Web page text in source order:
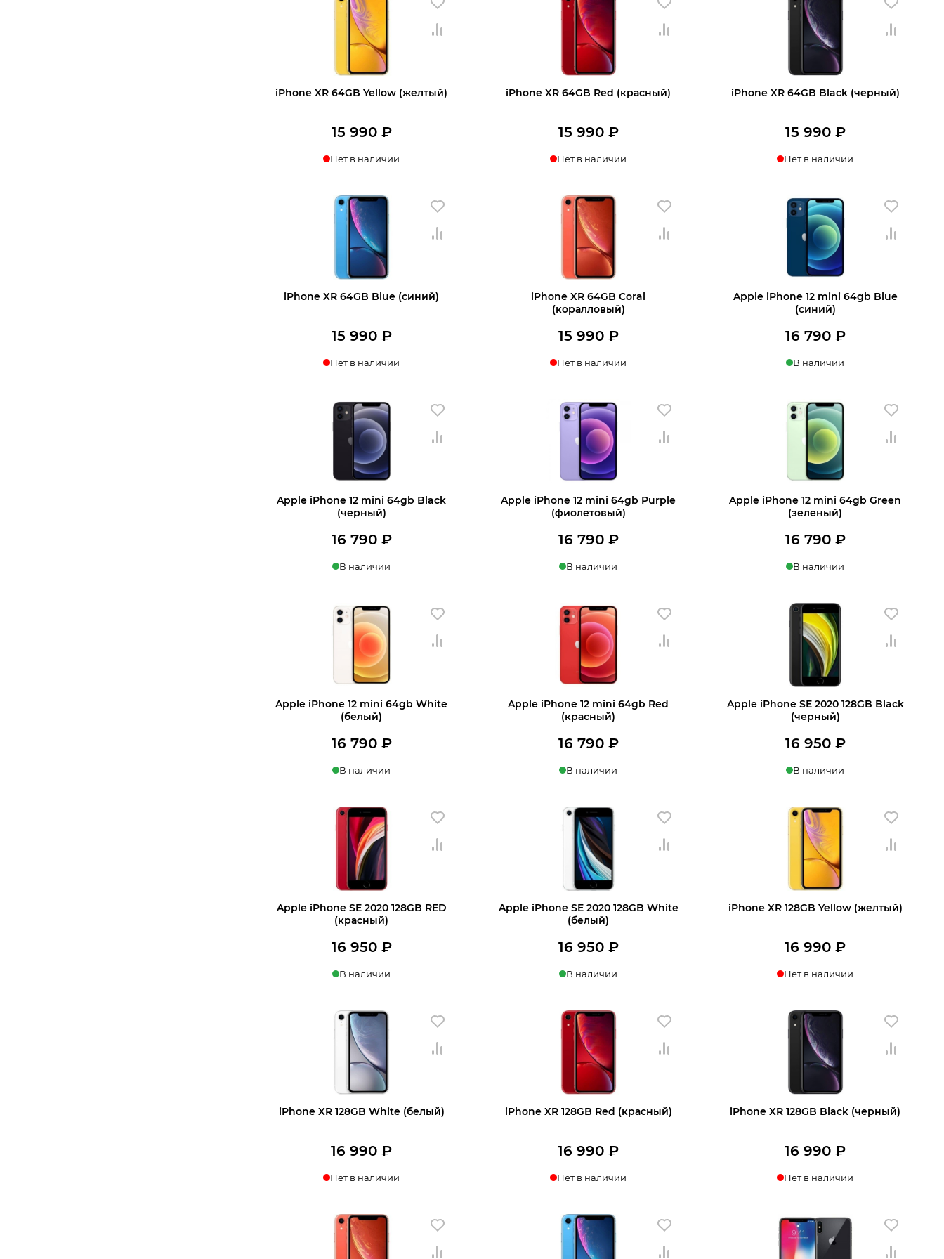
iPhone XR 64GB Yellow (желтый)
15 990 ₽
Нет в наличии
Узнать о поступлении
iPhone XR 64GB Red (красный)
15 990 ₽
Нет в наличии
Узнать о поступлении
iPhone XR 64GB Black (черный)
15 990 ₽
Нет в наличии
Узнать о поступлении
iPhone XR 64GB Blue (синий)
15 990 ₽
Нет в наличии
Узнать о поступлении
iPhone XR 64GB Coral
(коралловый)
15 990 ₽
Нет в наличии
Узнать о поступлении
Apple iPhone 12 mini 64gb Blue
(cиний)
16 790 ₽
В наличии
Купить в 1 клик В корзину
Apple iPhone 12 mini 64gb Black
(черный)
16 790 ₽
В наличии
Купить в 1 клик В корзину
Apple iPhone 12 mini 64gb Purple
(фиолетовый)
16 790 ₽
В наличии
Купить в 1 клик В корзину
Apple iPhone 12 mini 64gb Green
(зеленый)
16 790 ₽
В наличии
Купить в 1 клик В корзину
Apple iPhone 12 mini 64gb White
(белый)
16 790 ₽
В наличии
Купить в 1 клик В корзину
Apple iPhone 12 mini 64gb Red
(красный)
16 790 ₽
В наличии
Купить в 1 клик В корзину
Apple iPhone SE 2020 128GB Black
(черный)
16 950 ₽
В наличии
Купить в 1 клик В корзину
Apple iPhone SE 2020 128GB RED
(красный)
16 950 ₽
В наличии
Купить в 1 клик В корзину
Apple iPhone SE 2020 128GB White
(белый)
16 950 ₽
В наличии
Купить в 1 клик В корзину
iPhone XR 128GB Yellow (желтый)
16 990₽
Нет в наличии
Узнать о поступлении
iPhone XR 128GB White (белый)
16 990₽
Нет в наличии
Узнать о поступлении
iPhone XR 128GB Red (красный)
16 990₽
Нет в наличии
Узнать о поступлении
iPhone XR 128GB Black (черный)
16 990₽
Нет в наличии
Узнать о поступлении